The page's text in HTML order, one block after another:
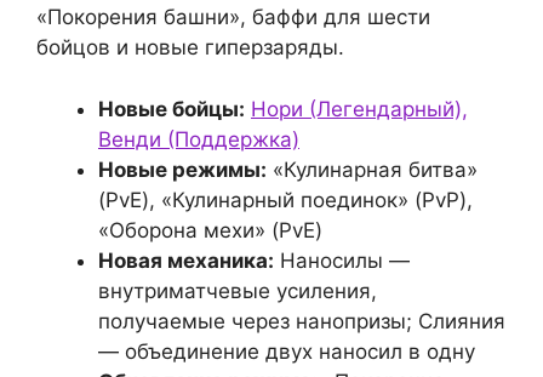
«Покорения башни», баффи для шести
бойцов и новые гиперзаряды.
Новые бойцы: Нори (Легендарный),
Венди (Поддержка)
Новые режимы: «Кулинарная битва»
(PvE), «Кулинарный поединок» (PvP),
«Оборона мехи» (PvE)
Новая механика: Наносилы —
внутриматчевые усиления,
получаемые через нанопризы; Слияния
— объединение двух наносил в одну